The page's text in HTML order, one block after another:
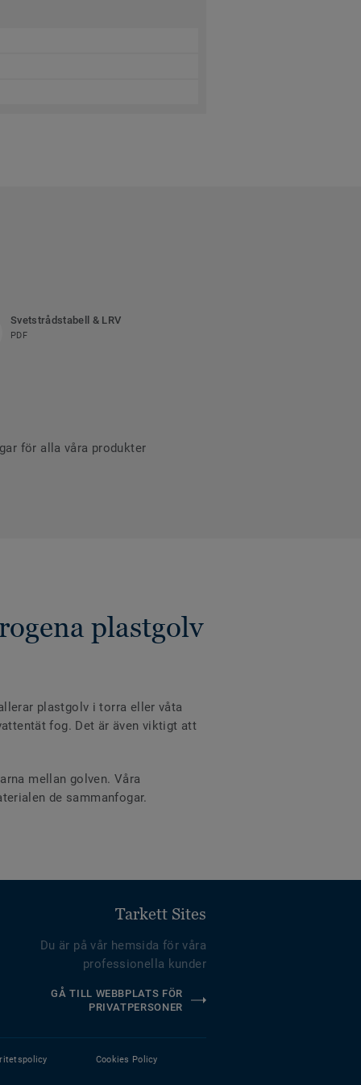
Svetstrådstabell & LRV
PDF
för alla våra produkter
plastgolv
plastgolv i torra eller våta
fog. Det är även viktigt att
mellan golven. Våra
de sammanfogar.
Tarkett Sites
Du är på vår hemsida för våra
professionella kunder
GÅ TILL WEBBPLATS FÖR
PRIVATPERSONER
Cookies Policy